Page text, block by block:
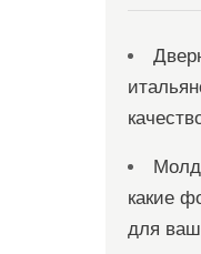
какие
для